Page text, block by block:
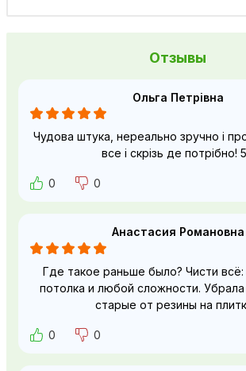
Отзывы
Ольга Петрівна
Чудова штука, нереально зручно і
все і скрізь де потрібно!
0 0
Анастасия Романовна
Где такое раньше было? Чисти
потолка и любой сложности.
старые от резины на
0 0